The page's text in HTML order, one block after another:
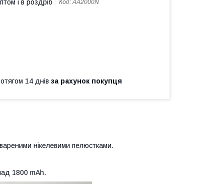
і в роздріб Код:AA2000N
14 днів за рахунок покупця
нікелевими пелюстками.
1800 mAh.